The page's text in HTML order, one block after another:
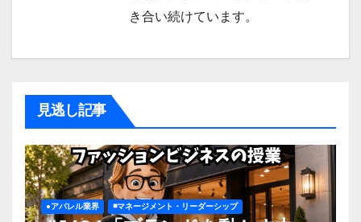
き合い続けています。
見逃し記事
●アパレル業界 ◾️マネージメント・リーダーシップ